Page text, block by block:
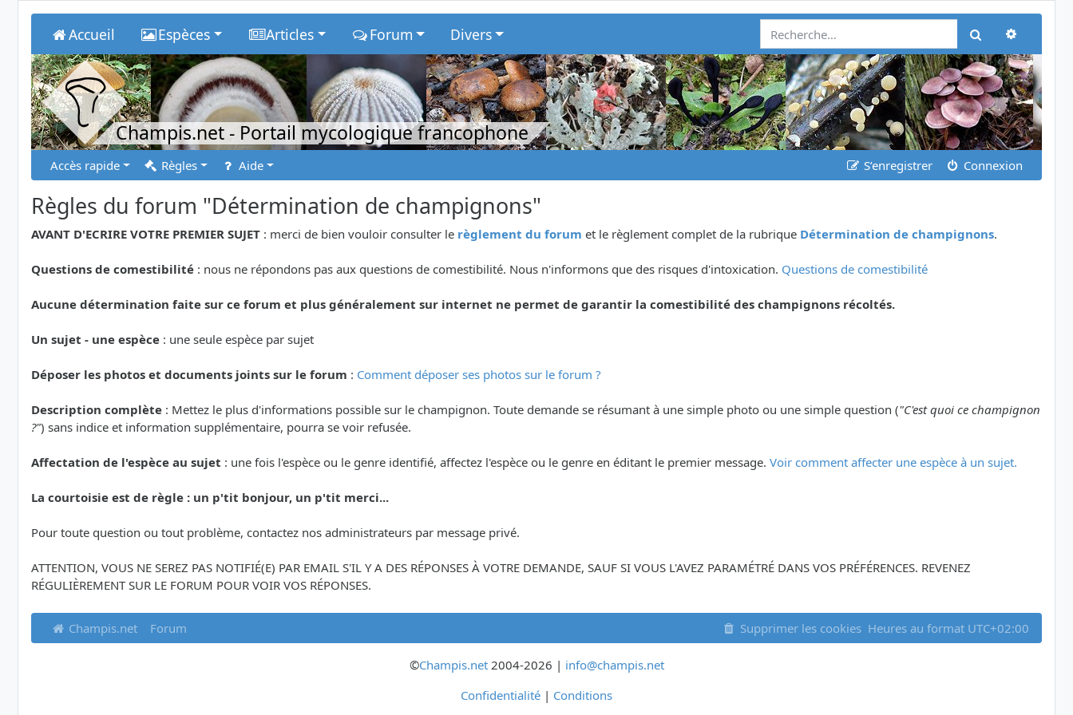
Accueil Espèces Articles Forum Divers Rechercher
Champis.net- Portail mycologique francophone
Accès rapide Règles Aide S’enregistrer Connexion
Règles du forum "Détermination de champignons"
AVANT D'ECRIRE VOTRE PREMIER SUJET : merci de bien vouloir consulter le règlement du forum et le règlement complet de la rubrique Détermination de champignons.
Questions de comestibilité : nous ne répondons pas aux questions de comestibilité. Nous n'informons que des risques d'intoxication. Questions de comestibilité
Aucune détermination faite sur ce forum et plus généralement sur internet ne permet de garantir la comestibilité des champignons récoltés.
Un sujet - une espèce : une seule espèce par sujet
Déposer les photos et documents joints sur le forum : Comment déposer ses photos sur le forum ?
Description complète : Mettez le plus d'informations possible sur le champignon. Toute demande se résumant à une simple photo ou une simple question ("C'est quoi ce champignon
?") sans indice et information supplémentaire, pourra se voir refusée.
Affectation de l'espèce au sujet : une fois l'espèce ou le genre identifié, affectez l'espèce ou le genre en éditant le premier message. Voir comment affecter une espèce à un sujet.
La courtoisie est de règle : un p'tit bonjour, un p'tit merci...
Pour toute question ou tout problème, contactez nos administrateurs par message privé.
ATTENTION, VOUS NE SEREZ PAS NOTIFIÉ(E) PAR EMAIL S'IL Y A DES RÉPONSES À VOTRE DEMANDE, SAUF SI VOUS L'AVEZ PARAMÉTRÉ DANS VOS PRÉFÉRENCES. REVENEZ
RÉGULIÈREMENT SUR LE FORUM POUR VOIR VOS RÉPONSES.
Champis.net Forum Supprimer les cookies Heures au format UTC+02:00
©Champis.net2004-2026 | info@champis.net
Confidentialité | Conditions